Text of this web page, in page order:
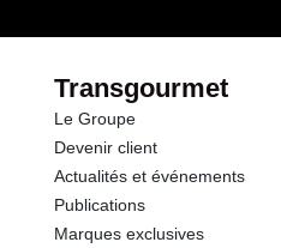
Transgourmet
Le Groupe
Devenir client
Actualités et événements
Publications
Marques exclusives